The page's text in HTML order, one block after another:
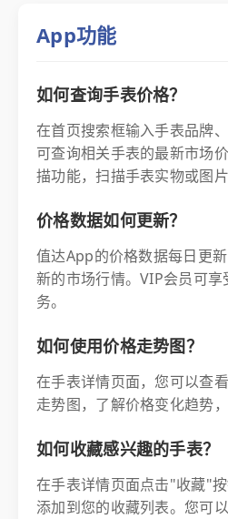
App功能
如何查询手表价格？
在首页搜索框输入手表品牌
可查询相关手表的最新市场
描功能，扫描手表实物或图
价格数据如何更新？
值达App的价格数据每日更
新的市场行情。VIP会员可
务。
如何使用价格走势图？
在手表详情页面，您可以查
走势图，了解价格变化趋势
如何收藏感兴趣的手表？
在手表详情页面点击"收藏"
添加到您的收藏列表。您可